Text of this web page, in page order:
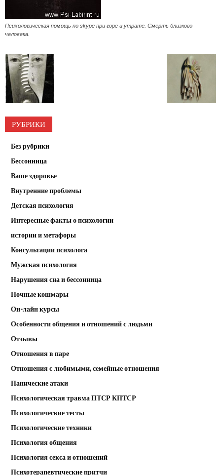
Психологическая помощь по skype при горе и утрате. Смерть близкого
человека.
РУБРИКИ
Без рубрики
Бессонница
Ваше здоровье
Внутренние проблемы
Детская психология
Интересные факты о психологии
истории и метафоры
Консультации психолога
Мужская психология
Нарушения сна и бессонница
Ночные кошмары
Он-лайн курсы
Особенности общения и отношений с людьми
Отзывы
Отношения в паре
Отношения с любимыми, семейные отношения
Панические атаки
Психологическая травма ПТСР КПТСР
Психологические тесты
Психологические техники
Психология общения
Психология секса и отношений
Психотерапевтические притчи